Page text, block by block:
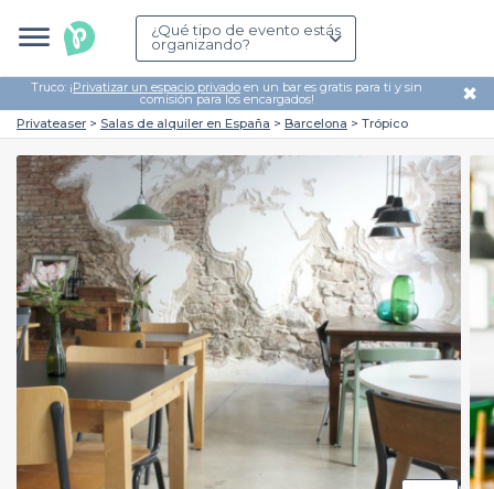
¿Qué tipo de evento estás
organizando?
Truco: ¡Privatizar un espacio privado en un bar es gratis para ti y sin
comisión para los encargados! ✖
Privateaser Salas de alquiler en España Barcelona Trópico